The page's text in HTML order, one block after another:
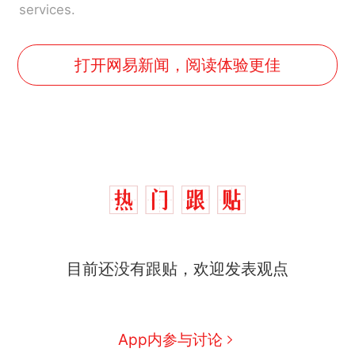
services.
打开网易新闻，阅读体验更佳
目前还没有跟贴，欢迎发表观点
App内参与讨论
那个在床头放菜刀的女孩，
因老师一句“跟我回家”改写了
费大厨“全国小炒肉大王”称